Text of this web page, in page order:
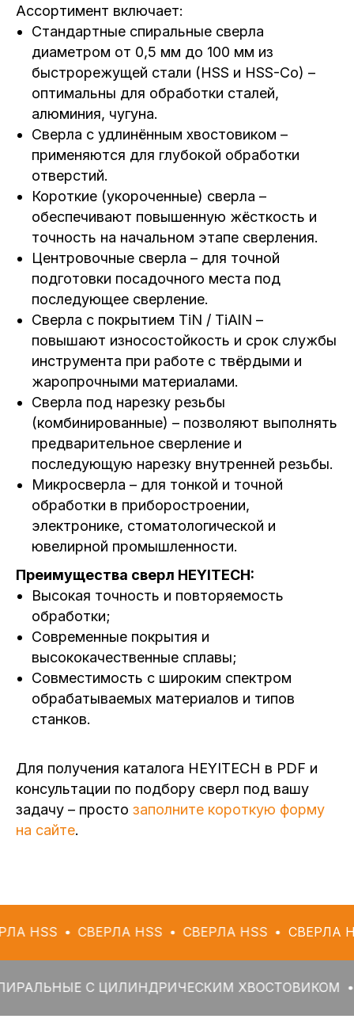
Ассортимент включает:
Стандартные спиральные сверла
диаметром от 0,5 мм до 100 мм из
быстрорежущей стали (HSS и HSS-Co) –
оптимальны для обработки сталей,
алюминия, чугуна.
Сверла с удлинённым хвостовиком –
применяются для глубокой обработки
отверстий.
Короткие (укороченные) сверла –
обеспечивают повышенную жёсткость и
точность на начальном этапе сверления.
Центровочные сверла – для точной
подготовки посадочного места под
последующее сверление.
Сверла с покрытием TiN / TiAlN –
повышают износостойкость и срок службы
инструмента при работе с твёрдыми и
жаропрочными материалами.
Сверла под нарезку резьбы
(комбинированные) – позволяют выполнять
предварительное сверление и
последующую нарезку внутренней резьбы.
Микросверла – для тонкой и точной
обработки в приборостроении,
электронике, стоматологической и
ювелирной промышленности.
Преимущества сверл HEYITECH:
Высокая точность и повторяемость
обработки;
Современные покрытия и
высококачественные сплавы;
Совместимость с широким спектром
обрабатываемых материалов и типов
станков.
Для получения каталога HEYITECH в PDF и
консультации по подбору сверл под вашу
задачу – просто заполните короткую форму
на сайте.
СВЕРЛА HSS СВЕРЛА HSS СВЕРЛА HSS
С ЦИЛИНДРИЧЕСКИМ ХВОСТОВИКОМ